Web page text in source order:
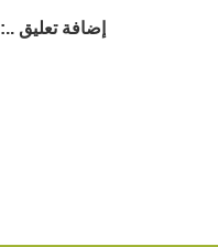
إضافة تعليق ..: